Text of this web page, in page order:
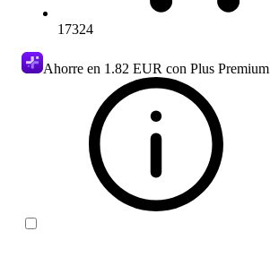
17324
Ahorre en 1.82 EUR con Plus Premium